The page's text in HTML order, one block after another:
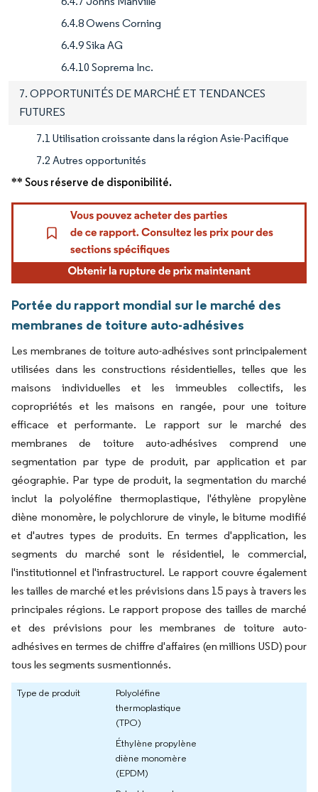
6.4.8 Owens Corning
6.4.9 Sika AG
6.4.10 Soprema Inc.
7. OPPORTUNITÉS DE MARCHÉ ET TENDANCES
FUTURES
7.1 Utilisation croissante dans la région Asie-Pacifique
7.2 Autres opportunités
** Sous réserve de disponibilité.
Portée du rapport mondial sur le marché des
membranes de toiture auto-adhésives
Les membranes de toiture auto-adhésives sont principalement
utilisées dans les constructions résidentielles, telles que les
maisons individuelles et les immeubles collectifs, les
copropriétés et les maisons en rangée, pour une toiture
efficace et performante. Le rapport sur le marché des
membranes de toiture auto-adhésives comprend une
segmentation par type de produit, par application et par
géographie. Par type de produit, la segmentation du marché
inclut la polyoléfine thermoplastique, l'éthylène propylène
diène monomère, le polychlorure de vinyle, le bitume modifié
et d'autres types de produits. En termes d'application, les
segments du marché sont le résidentiel, le commercial,
l'institutionnel et l'infrastructurel. Le rapport couvre également
les tailles de marché et les prévisions dans 15 pays à travers les
principales régions. Le rapport propose des tailles de marché
et des prévisions pour les membranes de toiture auto-
adhésives en termes de chiffre d'affaires (en millions USD) pour
tous les segments susmentionnés.
Type de produit
Polyoléfine
thermoplastique
(TPO)
Éthylène propylène
diène monomère
(EPDM)